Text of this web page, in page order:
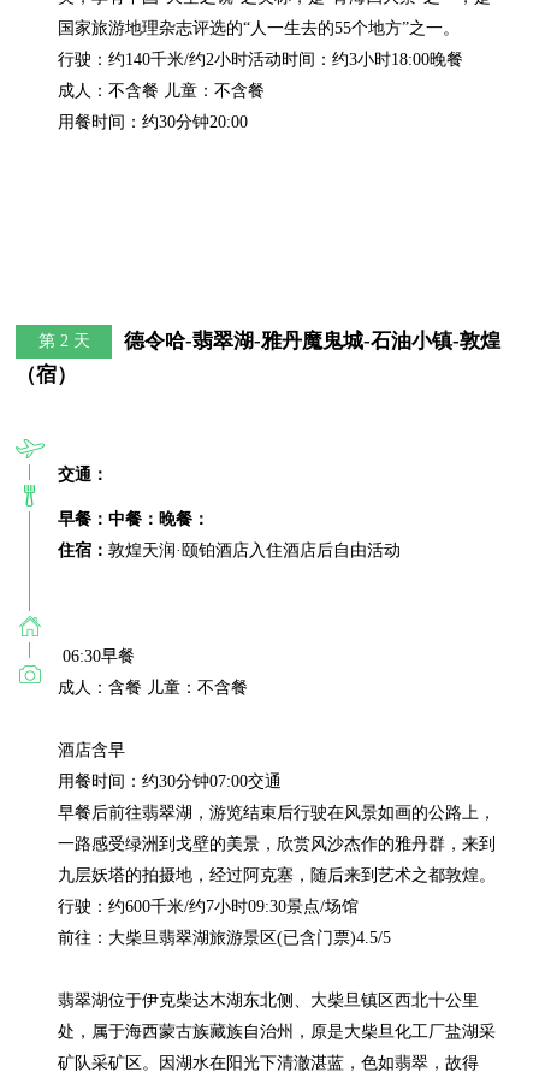
国家旅游地理杂志评选的“人一生去的55个地方”之一。
行驶：约140千米/约2小时活动时间：约3小时18:00晚餐
成人：不含餐 儿童：不含餐
用餐时间：约30分钟20:00
第 2 天
德令哈-翡翠湖-雅丹魔鬼城-石油小镇-敦煌
（宿）
交通：
早餐：中餐：晚餐：
住宿：敦煌天润·颐铂酒店入住酒店后自由活动
06:30早餐
成人：含餐 儿童：不含餐
酒店含早
用餐时间：约30分钟07:00交通
早餐后前往翡翠湖，游览结束后行驶在风景如画的公路上，
一路感受绿洲到戈壁的美景，欣赏风沙杰作的雅丹群，来到
九层妖塔的拍摄地，经过阿克塞，随后来到艺术之都敦煌。
行驶：约600千米/约7小时09:30景点/场馆
前往：大柴旦翡翠湖旅游景区(已含门票)4.5/5
翡翠湖位于伊克柴达木湖东北侧、大柴旦镇区西北十公里
处，属于海西蒙古族藏族自治州，原是大柴旦化工厂盐湖采
矿队采矿区。因湖水在阳光下清澈湛蓝，色如翡翠，故得